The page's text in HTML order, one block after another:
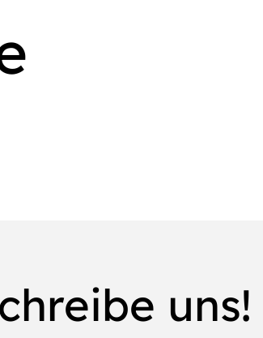
uns!